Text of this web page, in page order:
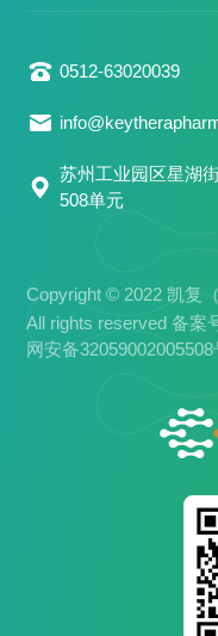
0512-63020039
苏州工业园区星湖
508单元
Copyright © 2022 凯复
All rights reserved 备案
网安备32059002005508